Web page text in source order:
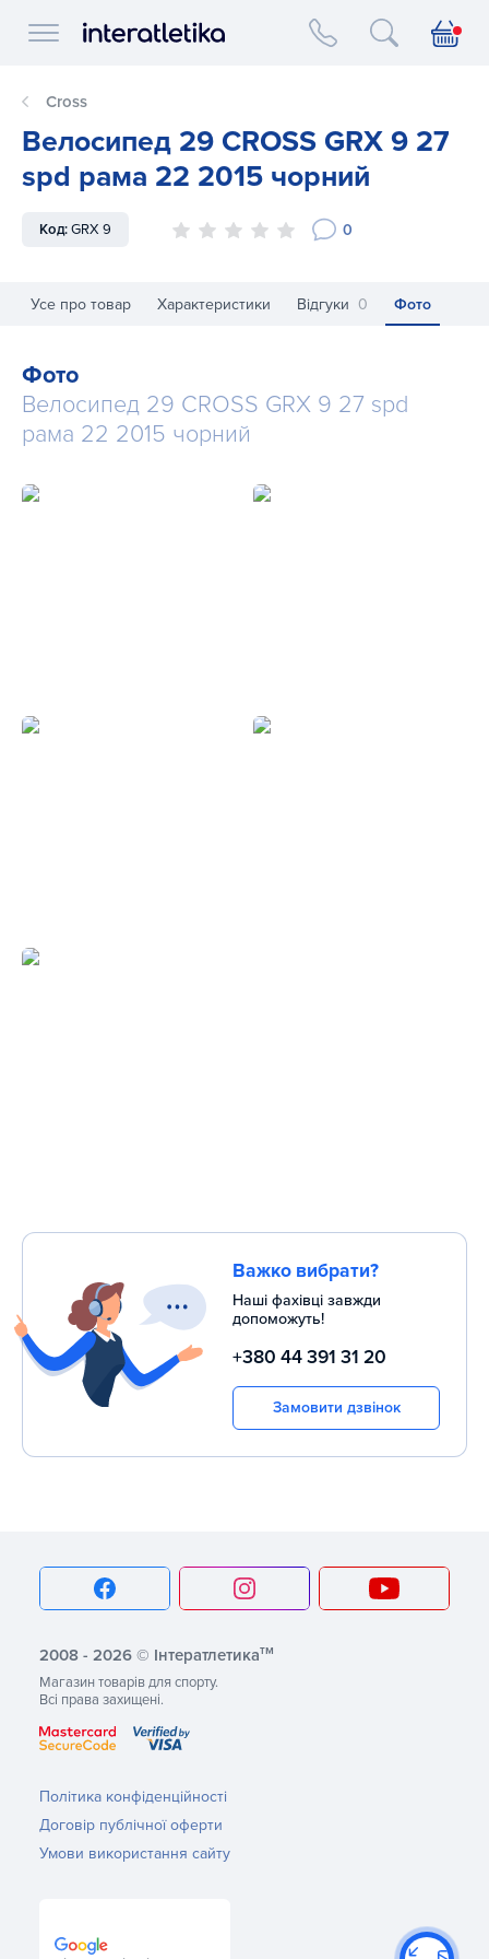
Interatletika logo
Cross
Велосипед 29 CROSS GRX 9 27
spd рама 22 2015 чорний
Код:GRX 9 0
Усе про товар Характеристики Відгуки 0 Фото
Фото
Велосипед 29 CROSS GRX 9 27 spd
рама 22 2015 чорний
Важко вибрати?
Наші фахівці завжди
допоможуть!
+380 44 391 31 20
Замовити дзвінок
2008 - 2026 © Інтератлетикатм
Магазин товарів для спорту.
Всі права захищені.
Політика конфіденційності
Договір публічної оферти
Умови використання сайту